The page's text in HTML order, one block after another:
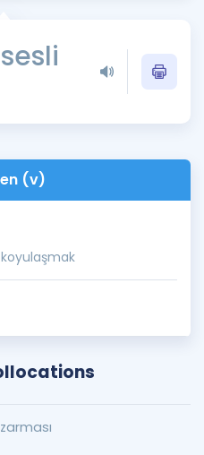
sesli
(v)